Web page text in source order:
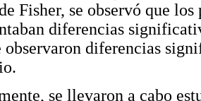
Fisher, se observó que
diferencias
observaron diferencias
se llevaron a cabo